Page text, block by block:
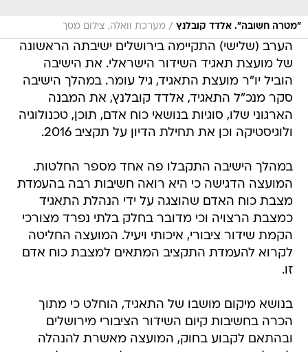
"מטרה חשובה". אלדד קובלנץ / מערכת וואלה, צילום מסך
הערב (שלישי) התקיימה בירושלים ישיבתה הראשונה
של מועצת תאגיד השידור הישראלי. את הישיבה
הוביל יו"ר מועצת התאגיד, גיל עומר. במהלך הישיבה
סקר מנכ"ל התאגיד, אלדד קובלנץ, את המבנה
הארגוני שלו, סוגיות בנושאי כוח אדם, תוכן, טכנולוגיה
ולוגיסטיקה וכן את תחילת הדיון על תקציב 2016.
במהלך הישיבה התקבלו פה אחד מספר החלטות.
המועצה הדגישה כי היא רואה חשיבות רבה בהעמדת
מצבת כוח האדם שהוצגה על ידי הנהלת התאגיד
כמצבת הרצויה וכי מדובר בחלק בלתי נפרד מצורכי
הקמת שידור ציבורי, איכותי ויעיל. המועצה החליטה
לקרוא להעמדת התקציב המתאים למצבת כוח אדם
זו.
בנושא מיקום מושבו של התאגיד, הוחלט כי מתוך
הכרה בחשיבות קיום השידור הציבורי מירושלים
ובהתאם לקבוע בחוק, המועצה מאשרת להנהלה